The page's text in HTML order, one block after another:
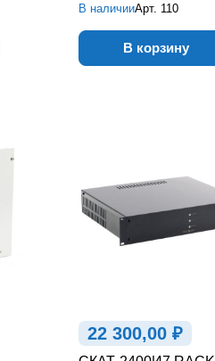
В наличииАрт. 110
В корзину
22 300,00 ₽